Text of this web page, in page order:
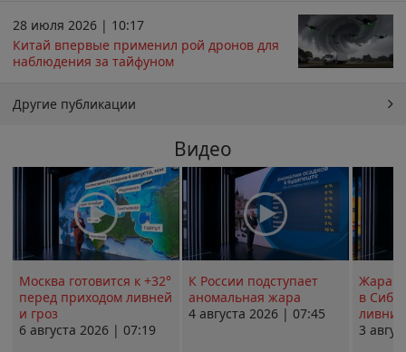
28 июля 2026 | 10:17
Китай впервые применил рой дронов для
наблюдения за тайфуном
Другие публикации
Видео
Москва готовится к +32°
перед приходом ливней
и гроз
6 августа 2026 | 07:19
К России подступает
аномальная жара
4 августа 2026 | 07:45
Жара в
в
ливни
3